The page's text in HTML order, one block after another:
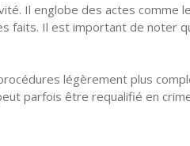
Il englobe des actes comme le
faits. Il est important de noter
légèrement plus
parfois être requalifié en